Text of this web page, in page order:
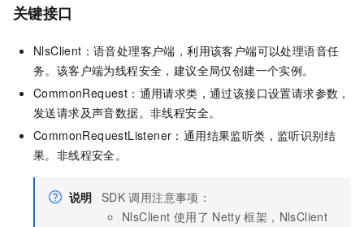
关键接口
NlsClient：语音处理客户端，利用该客户端可以处理语音任
务。该客户端为线程安全，建议全局仅创建一个实例。
CommonRequest：通用请求类，通过该接口设置请求参数，
发送请求及声音数据。非线程安全。
CommonRequestListener：通用结果监听类，监听识别结
果。非线程安全。
说明 SDK 调用注意事项：
NlsClient 使用了 Netty 框架，NlsClient